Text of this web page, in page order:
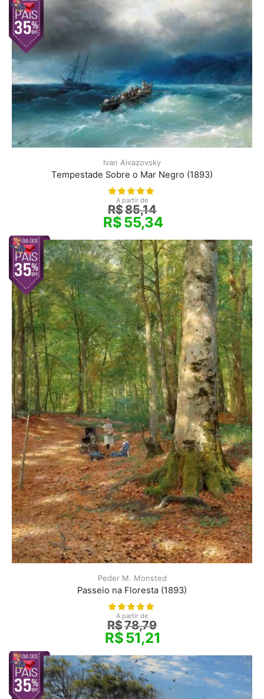
Ivan Aivazovsky
Tempestade Sobre o Mar Negro (1893)
A partir de
R$85,14
R$55,34
Peder M. Monsted
Passeio na Floresta (1893)
A partir de
R$78,79
R$51,21